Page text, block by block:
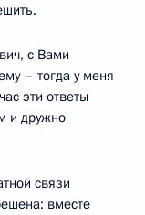
с Вами
– тогда у меня
эти ответы
и дружно
связи
вместе